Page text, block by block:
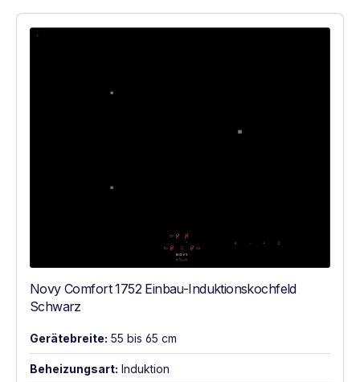
Novy Comfort 1752 Einbau-Induktionskochfeld
Schwarz
Gerätebreite: 55 bis 65 cm
Beheizungsart: Induktion